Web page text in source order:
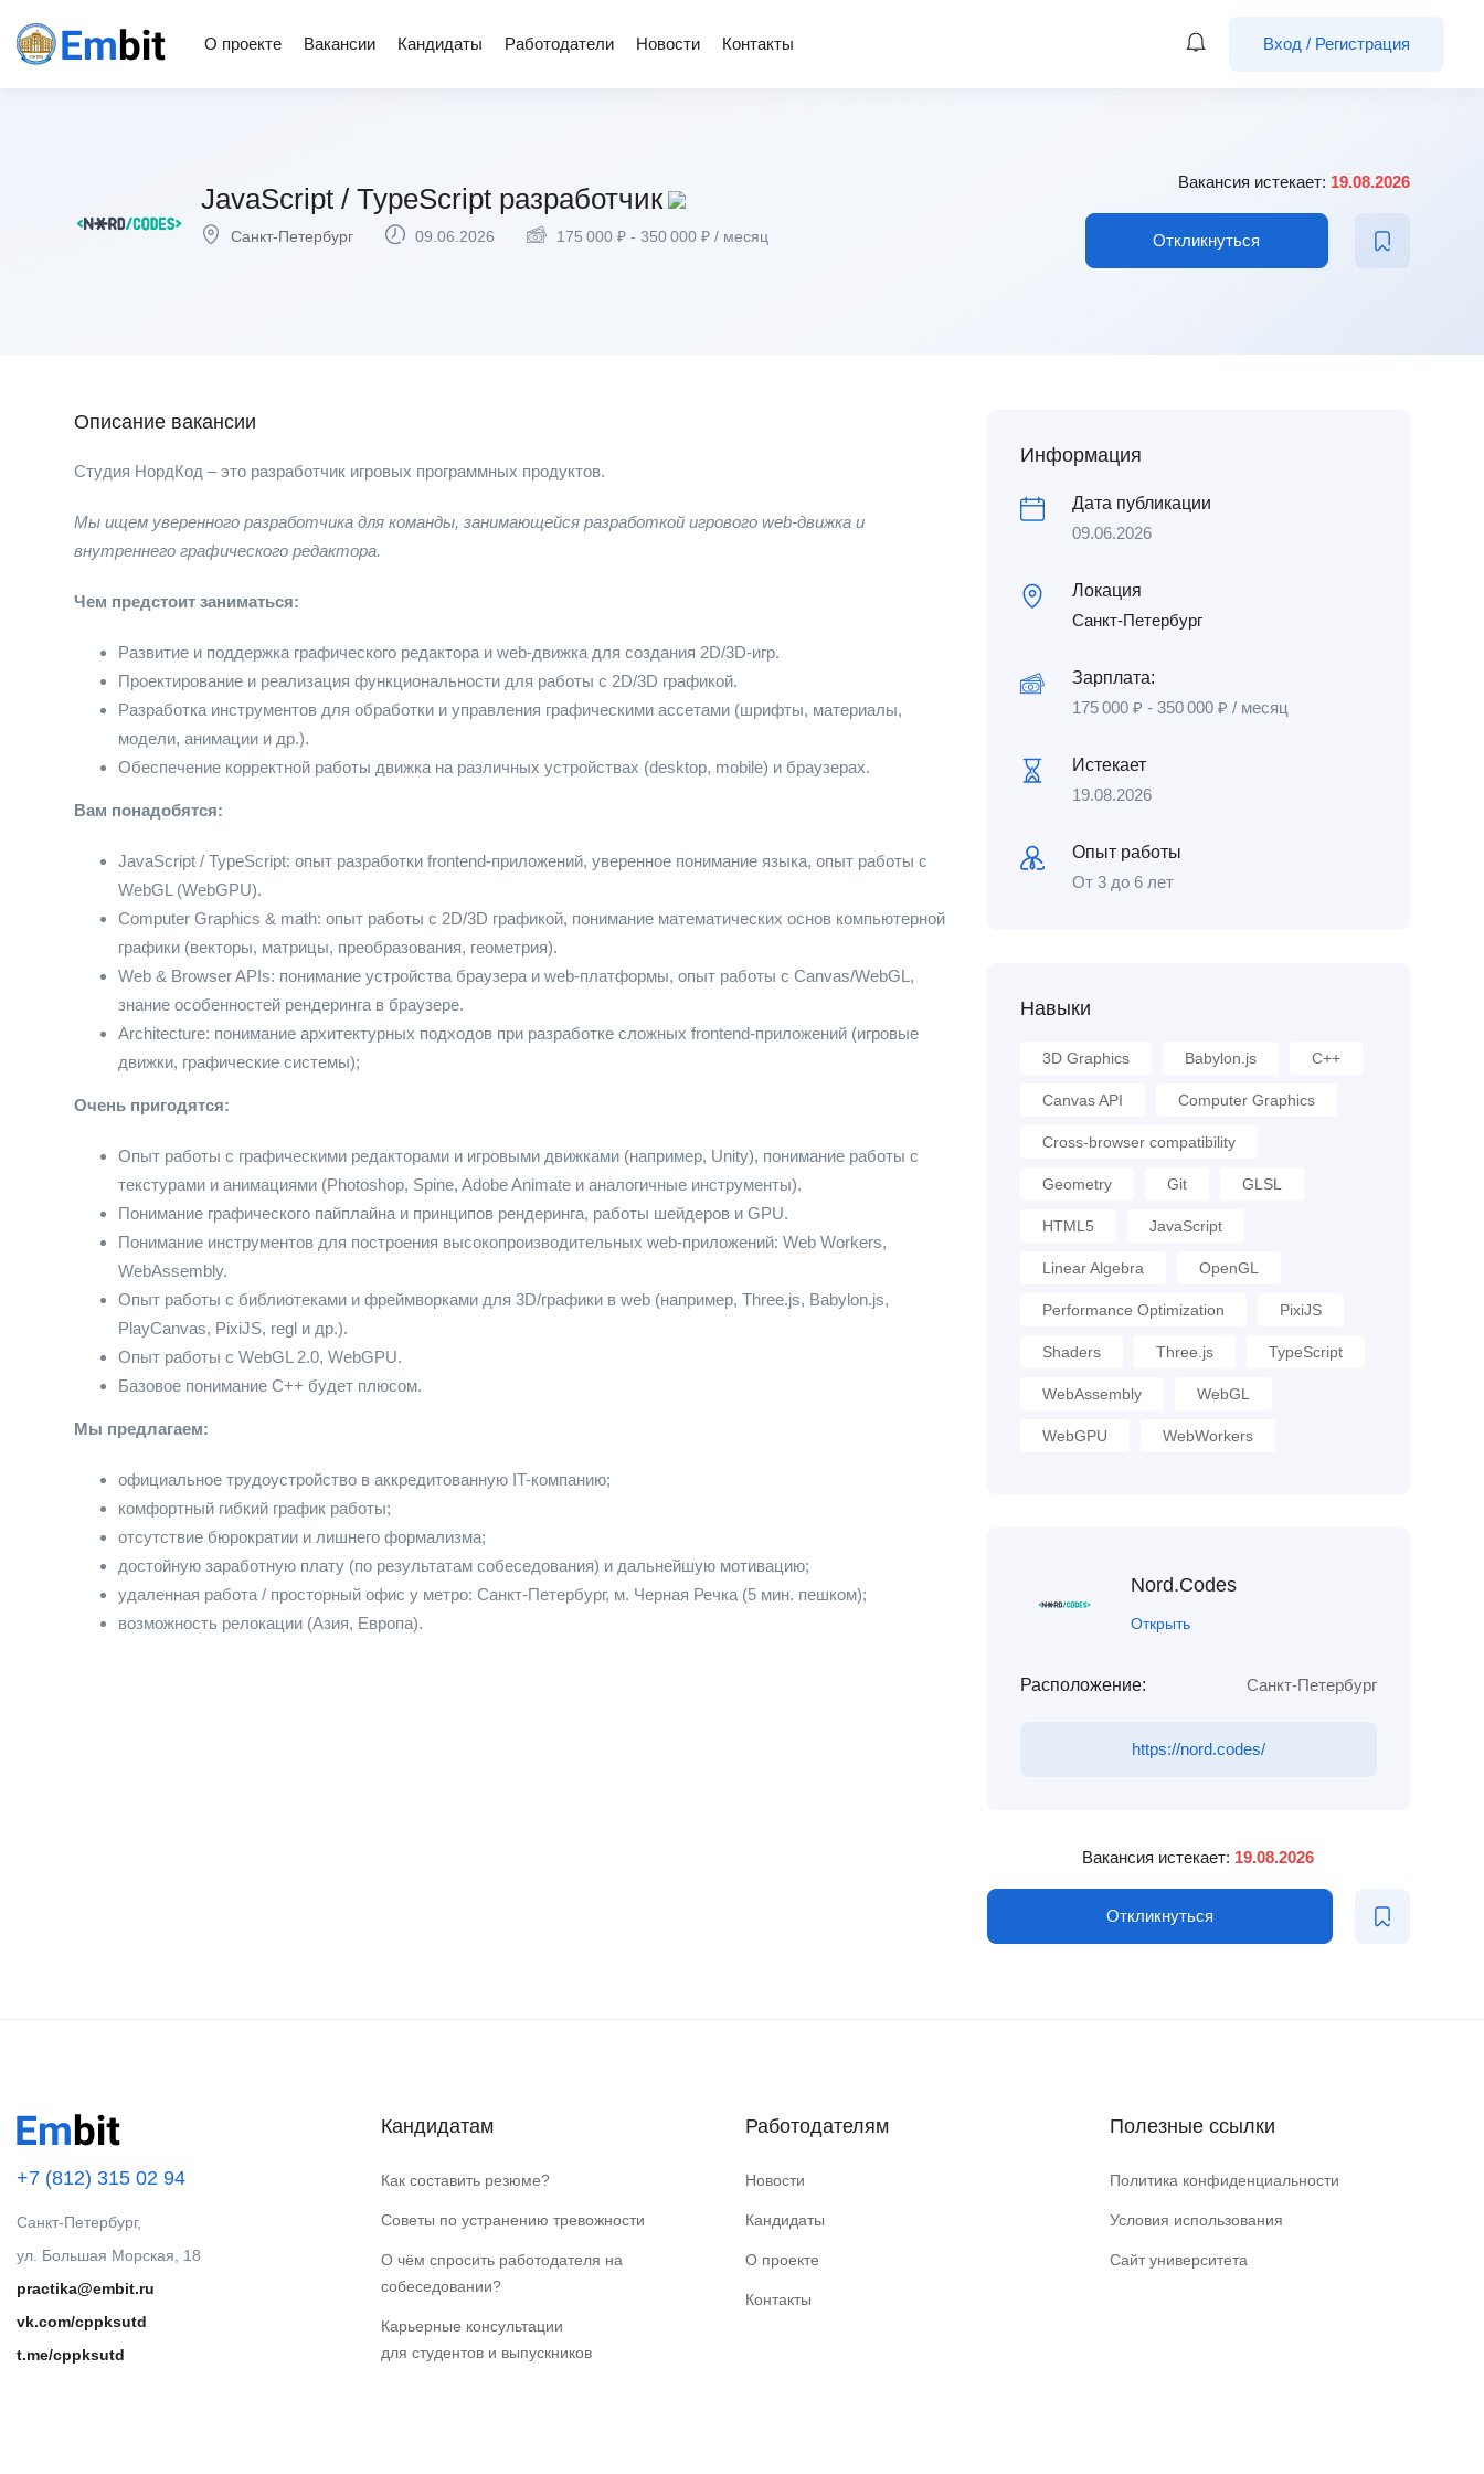
О проекте Вакансии Кандидаты Работодатели Новости Контакты Вход / Регистрация
JavaScript / TypeScript разработчик
Санкт-Петербург 09.06.2026 175 000 ₽ - 350 000 ₽ / месяц
Вакансия истекает: 19.08.2026
Откликнуться
Описание вакансии
Cтудия НордКод – это разработчик игровых программных продуктов.
Мы ищем уверенного разработчика для команды, занимающейся разработкой игрового web-движка и
внутреннего графического редактора.
Чем предстоит заниматься:
Развитие и поддержка графического редактора и web-движка для создания 2D/3D-игр.
Проектирование и реализация функциональности для работы с 2D/3D графикой.
Разработка инструментов для обработки и управления графическими ассетами (шрифты, материалы,
модели, анимации и др.).
Обеспечение корректной работы движка на различных устройствах (desktop, mobile) и браузерах.
Вам понадобятся:
JavaScript / TypeScript: опыт разработки frontend-приложений, уверенное понимание языка, опыт работы с
WebGL (WebGPU).
Computer Graphics & math: опыт работы с 2D/3D графикой, понимание математических основ компьютерной
графики (векторы, матрицы, преобразования, геометрия).
Web & Browser APIs: понимание устройства браузера и web-платформы, опыт работы с Canvas/WebGL,
знание особенностей рендеринга в браузере.
Architecture: понимание архитектурных подходов при разработке сложных frontend-приложений (игровые
движки, графические системы);
Очень пригодятся:
Опыт работы с графическими редакторами и игровыми движками (например, Unity), понимание работы с
текстурами и анимациями (Photoshop, Spine, Adobe Animate и аналогичные инструменты).
Понимание графического пайплайна и принципов рендеринга, работы шейдеров и GPU.
Понимание инструментов для построения высокопроизводительных web-приложений: Web Workers,
WebAssembly.
Опыт работы с библиотеками и фреймворками для 3D/графики в web (например, Three.js, Babylon.js,
PlayCanvas, PixiJS, regl и др.).
Опыт работы с WebGL 2.0, WebGPU.
Базовое понимание С++ будет плюсом.
Мы предлагаем:
официальное трудоустройство в аккредитованную IT-компанию;
комфортный гибкий график работы;
отсутствие бюрократии и лишнего формализма;
достойную заработную плату (по результатам собеседования) и дальнейшую мотивацию;
удаленная работа / просторный офис у метро: Санкт-Петербург, м. Черная Речка (5 мин. пешком);
возможность релокации (Азия, Европа).
Информация
Дата публикации
09.06.2026
Локация
Санкт-Петербург
Зарплата:
175 000 ₽ - 350 000 ₽ / месяц
Истекает
19.08.2026
Опыт работы
От 3 до 6 лет
Навыки
3D Graphics Babylon.js C++
Canvas API Computer Graphics
Cross-browser compatibility
Geometry Git GLSL
HTML5 JavaScript
Linear Algebra OpenGL
Performance Optimization PixiJS
Shaders Three.js TypeScript
WebAssembly WebGL
WebGPU WebWorkers
Nord.Codes
Открыть
Расположение: Санкт-Петербург
https://nord.codes/
Вакансия истекает: 19.08.2026
Откликнуться
+7 (812) 315 02 94
Санкт-Петербург,
ул. Большая Морская, 18
practika@embit.ru
vk.com/cppksutd
t.me/cppksutd
Кандидатам
Как составить резюме?
Советы по устранению тревожности
О чём спросить работодателя на
собеседовании?
Карьерные консультации
для студентов и выпускников
Работодателям
Новости
Кандидаты
О проекте
Контакты
Полезные ссылки
Политика конфиденциальности
Условия использования
Сайт университета